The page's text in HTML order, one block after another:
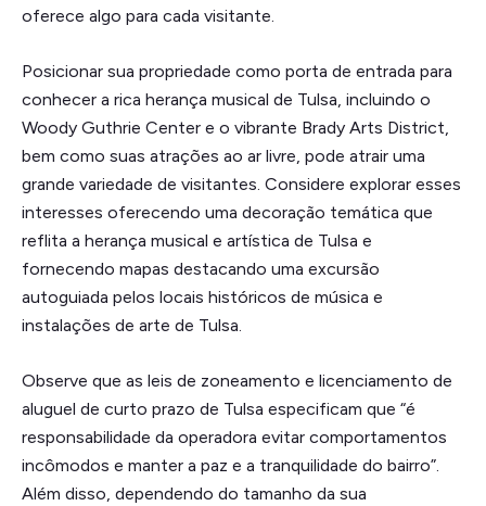
oferece algo para cada visitante.
Posicionar sua propriedade como porta de entrada para
conhecer a rica herança musical de Tulsa, incluindo o
Woody Guthrie Center e o vibrante Brady Arts District,
bem como suas atrações ao ar livre, pode atrair uma
grande variedade de visitantes. Considere explorar esses
interesses oferecendo uma decoração temática que
reflita a herança musical e artística de Tulsa e
fornecendo mapas destacando uma excursão
autoguiada pelos locais históricos de música e
instalações de arte de Tulsa.
Observe que as leis de zoneamento e licenciamento de
aluguel de curto prazo de Tulsa especificam que “é
responsabilidade da operadora evitar comportamentos
incômodos e manter a paz e a tranquilidade do bairro”.
Além disso, dependendo do tamanho da sua